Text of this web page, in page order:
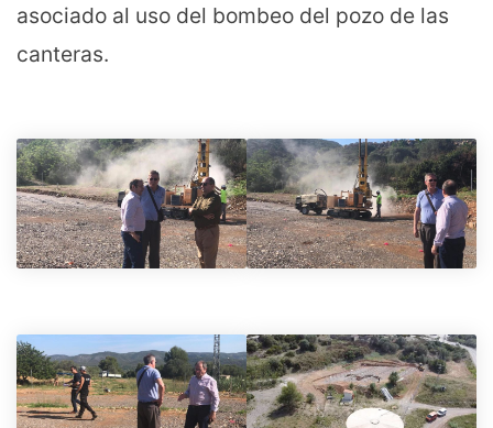
asociado al uso del bombeo del pozo de las
canteras.